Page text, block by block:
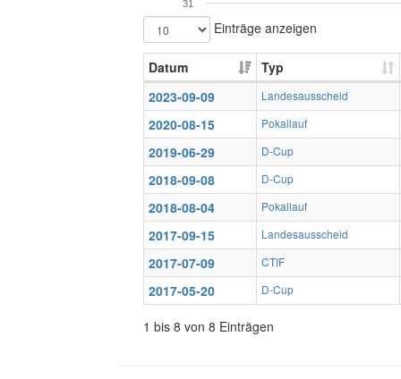
31
Einträge anzeigen
Datum
Typ
2023-09-09
Landesausscheid
2020-08-15 Pokallauf
2019-06-29 D-Cup
2018-09-08 D-Cup
2018-08-04 Pokallauf
2017-09-15 Landesausscheid
2017-07-09 CTIF
2017-05-20 D-Cup
1 bis 8 von 8 Einträgen